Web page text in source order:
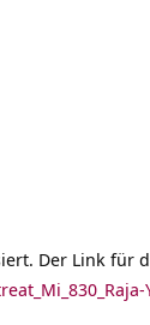
Der Link für